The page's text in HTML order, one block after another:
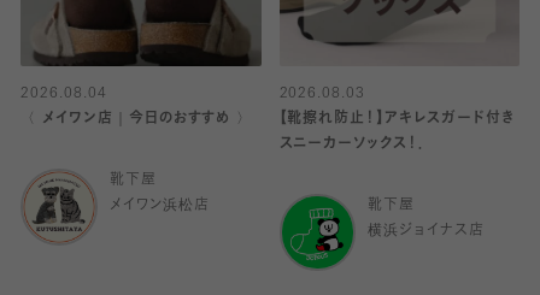
2026.08.04
〈 メイワン店｜今日のおすすめ 〉
靴下屋
メイワン浜松店
2026.08.03
【靴擦れ防止！】アキレスガード付き
スニーカーソックス！．
靴下屋
横浜ジョイナス店